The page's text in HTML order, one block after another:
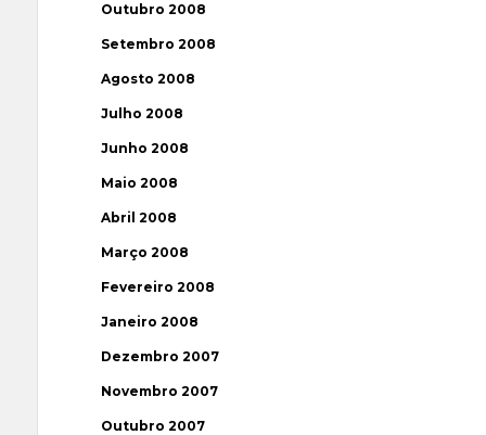
Outubro 2008
Setembro 2008
Agosto 2008
Julho 2008
Junho 2008
Maio 2008
Abril 2008
Março 2008
Fevereiro 2008
Janeiro 2008
Dezembro 2007
Novembro 2007
Outubro 2007